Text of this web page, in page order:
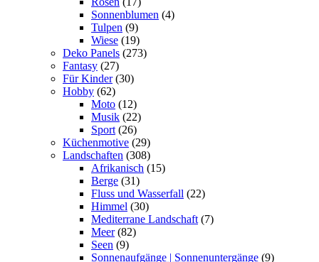
Sonnenblumen (4)
Tulpen (9)
Wiese (19)
Deko Panels (273)
Fantasy (27)
Für Kinder (30)
Hobby (62)
Moto (12)
Musik (22)
Sport (26)
Küchenmotive (29)
Landschaften (308)
Afrikanisch (15)
Berge (31)
Fluss und Wasserfall (22)
Himmel (30)
Mediterrane Landschaft (7)
Meer (82)
Seen (9)
Sonnenaufgänge | Sonnenuntergänge (9)